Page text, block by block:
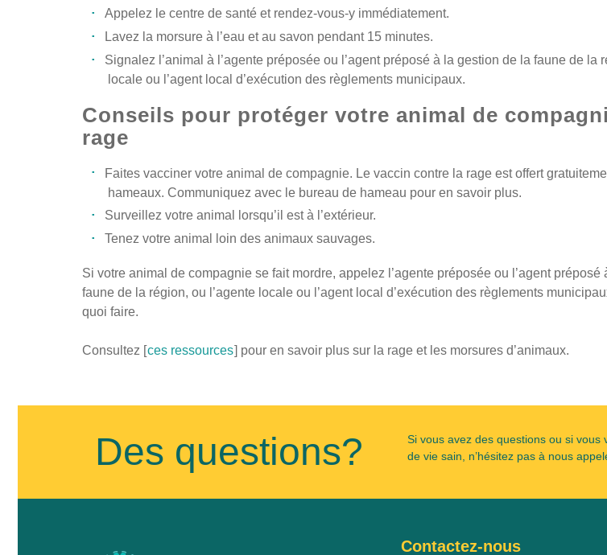
Appelez le centre de santé et rendez-vous-y immédiatement.
Lavez la morsure à l’eau et au savon pendant 15 minutes.
Signalez l’animal à l’agente préposée ou l’agent préposé à la gestion de la faune de la
locale ou l’agent local d’exécution des règlements municipaux.
Conseils pour protéger votre animal de
rage
Faites vacciner votre animal de compagnie. Le vaccin contre la rage est offert
hameaux. Communiquez avec le bureau de hameau pour en savoir plus.
Surveillez votre animal lorsqu’il est à l’extérieur.
Tenez votre animal loin des animaux sauvages.
Si votre animal de compagnie se fait mordre, appelez l’agente préposée ou l’agent préposé
faune de la région, ou l’agente locale ou l’agent local d’exécution des règlements
quoi faire.
Consultez [ces ressources] pour en savoir plus sur la rage et les morsures d’animaux.
on
2019
Des questions?
Si vous avez des questions ou si vous
de vie sain, n’hésitez pas à nous
Contactez-nous